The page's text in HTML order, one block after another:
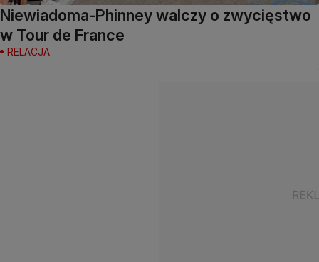
Niewiadoma-Phinney walczy o zwycięstwo
w Tour de France
RELACJA